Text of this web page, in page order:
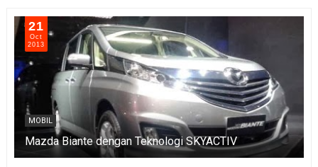
21
Oct
2013
MOBIL
Mazda Biante dengan Teknologi SKYACTIV